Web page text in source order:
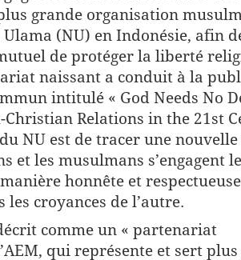
grande organisation
(NU) en Indonésie, afin
de protéger la liberté
naissant a conduit à la
intitulé « God Needs No
Relations in the 21st
du NU est de tracer une
et les musulmans s’engagent
honnête et
les croyances de l’autre.
comme un « partenariat
qui représente et sert plus